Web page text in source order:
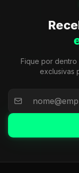
Fique por dentro
exclusivas